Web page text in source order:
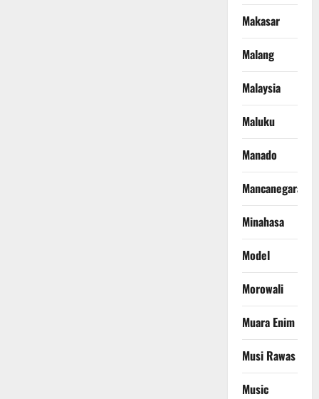
Makasar
Malang
Malaysia
Maluku
Manado
Mancanegara
Minahasa
Model
Morowali
Muara Enim
Musi Rawas
Music